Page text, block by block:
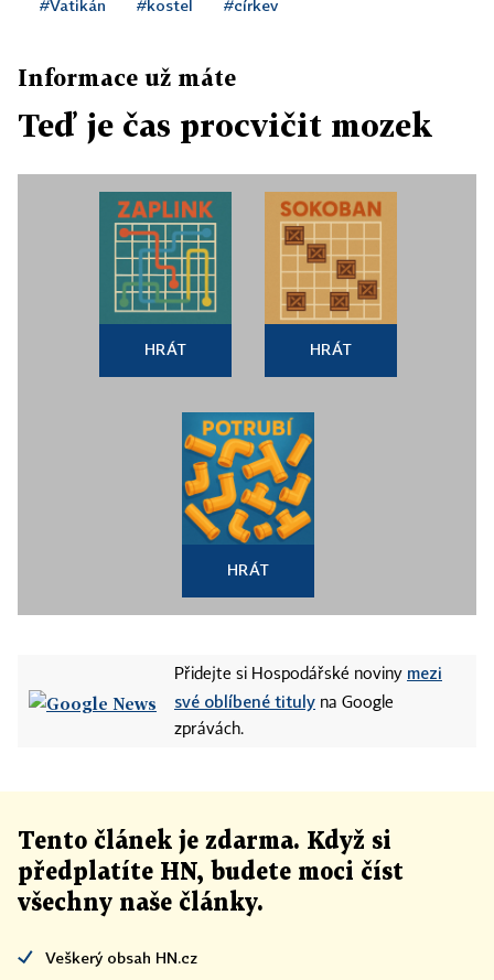
#Vatikán #kostel #církev
Informace už máte
Teď je čas procvičit mozek
HRÁT HRÁT
HRÁT
Přidejte si Hospodářské noviny mezi
své oblíbené tituly na Google
zprávách.
Tento článek je zdarma. Když si
předplatíte HN, budete moci číst
všechny naše články.
Veškerý obsah HN.cz